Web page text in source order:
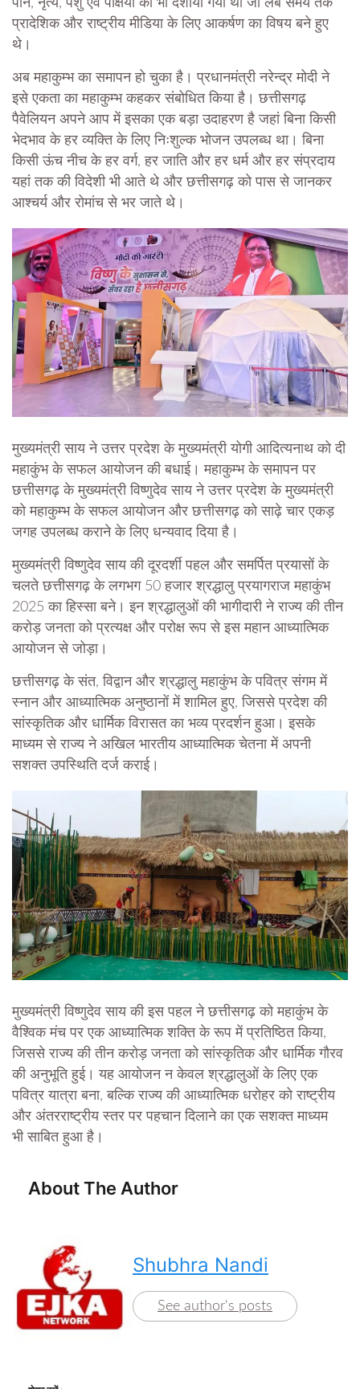
पान, नृत्य, पशु एवं पक्षियों को भी दर्शाया गया था जो लंबे समय तक
प्रादेशिक और राष्ट्रीय मीडिया के लिए आकर्षण का विषय बने हुए
थे।
अब महाकुम्भ का समापन हो चुका है। प्रधानमंत्री नरेन्द्र मोदी ने
इसे एकता का महाकुम्भ कहकर संबोधित किया है। छत्तीसगढ़
पैवेलियन अपने आप में इसका एक बड़ा उदाहरण है जहां बिना किसी
भेदभाव के हर व्यक्ति के लिए निःशुल्क भोजन उपलब्ध था। बिना
किसी ऊंच नीच के हर वर्ग, हर जाति और हर धर्म और हर संप्रदाय
यहां तक की विदेशी भी आते थे और छत्तीसगढ़ को पास से जानकर
आश्चर्य और रोमांच से भर जाते थे।
मुख्यमंत्री साय ने उत्तर प्रदेश के मुख्यमंत्री योगी आदित्यनाथ को दी
महाकुंभ के सफल आयोजन की बधाई। महाकुम्भ के समापन पर
छत्तीसगढ़ के मुख्यमंत्री विष्णुदेव साय ने उत्तर प्रदेश के मुख्यमंत्री
को महाकुम्भ के सफल आयोजन और छत्तीसगढ़ को साढ़े चार एकड़
जगह उपलब्ध कराने के लिए धन्यवाद दिया है।
मुख्यमंत्री विष्णुदेव साय की दूरदर्शी पहल और समर्पित प्रयासों के
चलते छत्तीसगढ़ के लगभग 50 हजार श्रद्धालु प्रयागराज महाकुंभ
2025 का हिस्सा बने। इन श्रद्धालुओं की भागीदारी ने राज्य की तीन
करोड़ जनता को प्रत्यक्ष और परोक्ष रूप से इस महान आध्यात्मिक
आयोजन से जोड़ा।
छत्तीसगढ़ के संत, विद्वान और श्रद्धालु महाकुंभ के पवित्र संगम में
स्नान और आध्यात्मिक अनुष्ठानों में शामिल हुए, जिससे प्रदेश की
सांस्कृतिक और धार्मिक विरासत का भव्य प्रदर्शन हुआ। इसके
माध्यम से राज्य ने अखिल भारतीय आध्यात्मिक चेतना में अपनी
सशक्त उपस्थिति दर्ज कराई।
मुख्यमंत्री विष्णुदेव साय की इस पहल ने छत्तीसगढ़ को महाकुंभ के
वैश्विक मंच पर एक आध्यात्मिक शक्ति के रूप में प्रतिष्ठित किया,
जिससे राज्य की तीन करोड़ जनता को सांस्कृतिक और धार्मिक गौरव
की अनुभूति हुई। यह आयोजन न केवल श्रद्धालुओं के लिए एक
पवित्र यात्रा बना, बल्कि राज्य की आध्यात्मिक धरोहर को राष्ट्रीय
और अंतरराष्ट्रीय स्तर पर पहचान दिलाने का एक सशक्त माध्यम
भी साबित हुआ है।
About The Author
Shubhra Nandi
See author's posts